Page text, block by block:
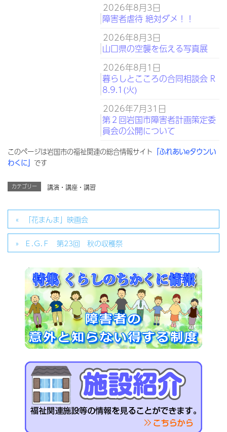
2026年8月3日
障害者虐待 絶対ダメ！！
2026年8月3日
山口県の空襲を伝える写真展
2026年8月1日
暮らしとこころの合同相談会 R
8.9.1(火)
2026年7月31日
第２回岩国市障害者計画策定委
員会の公開について
このページは岩国市の福祉関連の総合情報サイト 「ふれあいeタウンい
わくに」 です
カテゴリー 講演・講座・講習
「花まんま」映画会
Ｅ.Ｇ.Ｆ 第23回 秋の収穫祭